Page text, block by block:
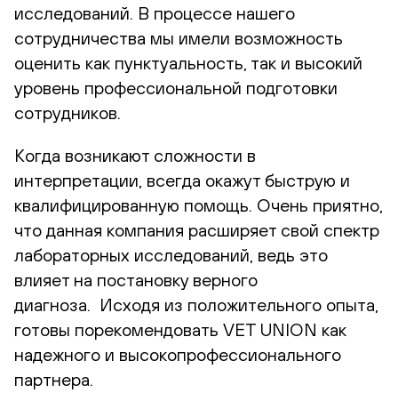
исследований. В процессе нашего
сотрудничества мы имели возможность
оценить как пунктуальность, так и высокий
уровень профессиональной подготовки
сотрудников.
Когда возникают сложности в
интерпретации, всегда окажут быструю и
квалифицированную помощь. Очень приятно,
что данная компания расширяет свой спектр
лабораторных исследований, ведь это
влияет на постановку верного
диагноза. Исходя из положительного опыта,
готовы порекомендовать VET UNION как
надежного и высокопрофессионального
партнера.